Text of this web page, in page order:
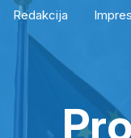
Redakcija